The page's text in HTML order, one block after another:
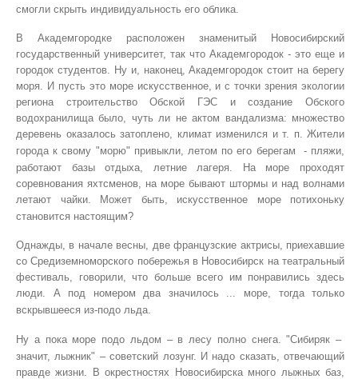
смогли скрыть индивидуальность его облика.
В Академгородке расположен знаменитый Новосибирский
государственный университет, так что Академгородок - это еще и
городок студентов. Ну и, наконец, Академгородок стоит на берегу
моря. И пусть это море искусственное, и с точки зрения экологии
региона строительство Обской ГЭС и создание Обского
водохранилища было, чуть ли не актом вандализма: множество
деревень оказалось затоплено, климат изменился и т. п. Жители
города к свому "морю" привыкли, летом по его берегам
- пляжи,
работают базы отдыха, летние лагеря. На море проходят
соревнования яхтсменов, на море бывают штормы и над волнами
летают чайки. Может быть, искусственное море потихоньку
становится настоящим?
Однажды, в начале весны, две французские актрисы, приехавшие
со Средиземноморского побережья в Новосибирск на театральный
фестиваль, говорили, что больше всего им понравились здесь
люди. А под номером два значилось ... море, тогда только
вскрывшееся из-подо льда.
Ну а пока море подо льдом – в лесу полно снега. "Сибиряк –
значит, лыжник" – советский лозунг. И надо сказать, отвечающий
правде жизни. В окрестностях Новосибирска много лыжных баз,